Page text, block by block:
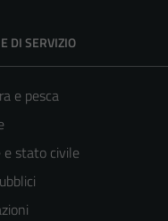
DI SERVIZIO
e pesca
e stato civile